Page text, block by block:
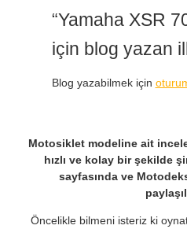
“Yamaha XSR
için blog yazan
Blog yazabilmek için
Motosiklet modeline ait
hızlı ve kolay bir şekilde
sayfasında ve
Öncelikle bilmeni isteriz ki